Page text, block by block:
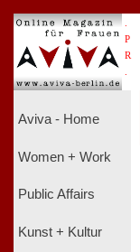
P
R
Aviva - Home
Women + Work
Public Affairs
Kunst + Kultur